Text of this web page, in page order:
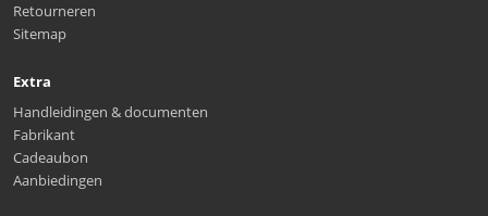
Retourneren
Sitemap
Extra
Handleidingen & documenten
Fabrikant
Cadeaubon
Aanbiedingen